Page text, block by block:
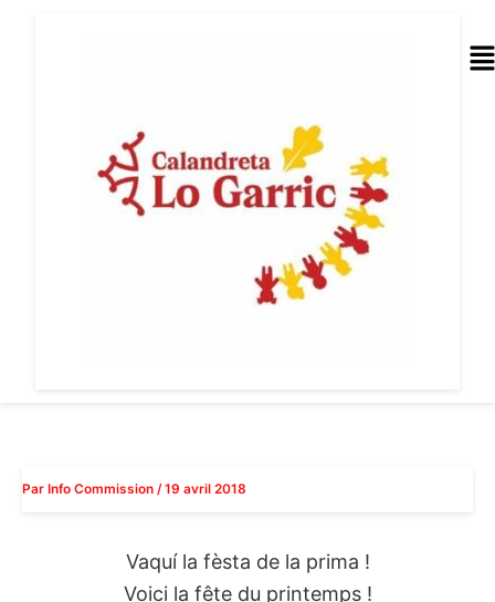
Par Info Commission /19 avril 2018
Vaquí la fèsta de la prima !
Voici la fête du printemps !